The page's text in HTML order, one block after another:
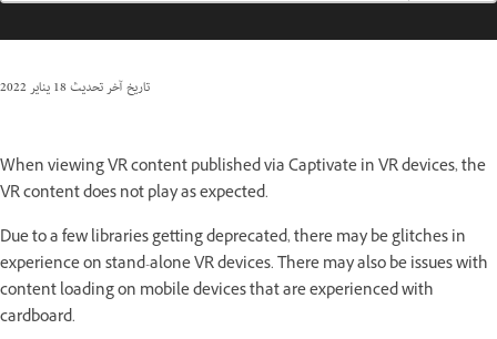
تاريخ آخر تحديث18 يناير 2022
When viewing VR content published via Captivate in VR devices, the
VR content does not play as expected.
Due to a few libraries getting deprecated, there may be glitches in
experience on stand-alone VR devices. There may also be issues with
content loading on mobile devices that are experienced with
cardboard.